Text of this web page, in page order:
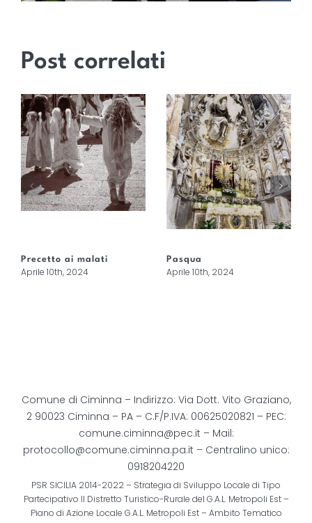
Post correlati
Precetto ai malati
Aprile 10th, 2024
Pasqua
Aprile 10th, 2024
Comune di Ciminna – Indirizzo: Via Dott. Vito Graziano,
2 90023 Ciminna – PA – C.F/P.IVA: 00625020821 – PEC:
comune.ciminna@pec.it – Mail:
protocollo@comune.ciminna.pa.it – Centralino unico:
0918204220
PSR SICILIA 2014-2022 – Strategia di Sviluppo Locale di Tipo
Partecipativo Il Distretto Turistico-Rurale del G.A.L. Metropoli Est –
Piano di Azione Locale G.A.L. Metropoli Est – Ambito Tematico